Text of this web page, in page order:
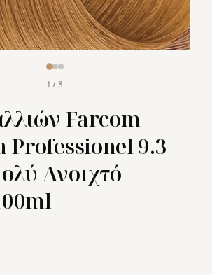
1 / 3
Farcom
Professionel 9.3
Ανοιχτό